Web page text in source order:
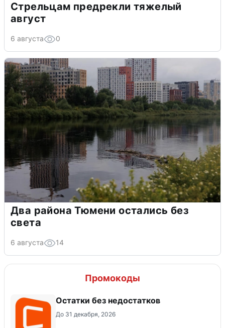
Стрельцам предрекли тяжелый
август
6 августа 0
Два района Тюмени остались без
света
6 августа 14
Промокоды
Остатки без недостатков
До 31 декабря, 2026